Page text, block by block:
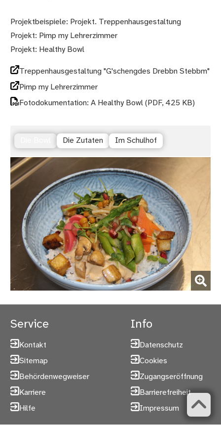
Projektbeispiele: Projekt. Treppenhausgestaltung
Projekt: Pimp my Lehrerzimmer
Projekt: Healthy Bowl
Treppenhausgestaltung "G'schengdes Drebbn Stebbm"
Pimp my Lehrerzimmer
Fotodokumentation: A Healthy Bowl(PDF, 425 KB)
Die Zutaten Im Schulhof
(Bild vergrößern)
Service
Kontakt
Sitemap
Behördenwegweiser
Karriere
Hilfe
Info
Datenschutz
Cookies
Zugangseröffnung
Barrierefreiheit
Impressum